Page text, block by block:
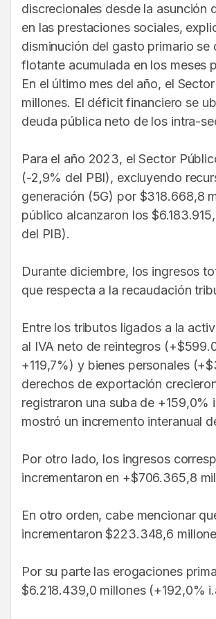
discrecionales desde la asunción
en las prestaciones sociales,
disminución del gasto primario
flotante acumulada en los meses
En el último mes del año, el
millones. El déficit financiero se
deuda pública neto de los intra-
Para el año 2023, el Sector
(-2,9% del PBI), excluyendo
generación (5G) por $318.668,8
público alcanzaron los
del PIB).
Durante diciembre, los ingresos
que respecta a la recaudación
Entre los tributos ligados a la
al IVA neto de reintegros
+119,7%) y bienes personales
derechos de exportación
registraron una suba de
mostró un incremento interanual
Por otro lado, los ingresos
incrementaron en +$706.365,8
En otro orden, cabe mencionar
incrementaron $223.348,6
Por su parte las erogaciones
$6.218.439,0 millones (+192,0%